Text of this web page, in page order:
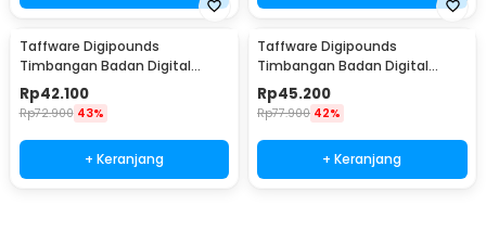
Taffware Digipounds
Timbangan Badan Digital
Scale Battery 0.05kg 180kg -
AB18
Rp42.100
Rp72.900 43%
+ Keranjang
Taffware Digipounds
Timbangan Badan Digital
Scale Rechargeable 180kg -
AR18
Rp45.200
Rp77.900 42%
+ Keranjang